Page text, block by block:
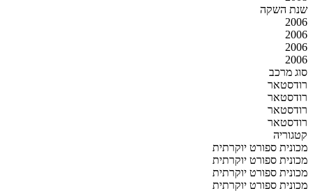
שנת השקה
2006
2006
2006
2006
סוג מרכב
רודסטאר
רודסטאר
רודסטאר
רודסטאר
קטגוריה
מכונית ספורט יוקרתית
מכונית ספורט יוקרתית
מכונית ספורט יוקרתית
מכונית ספורט יוקרתית